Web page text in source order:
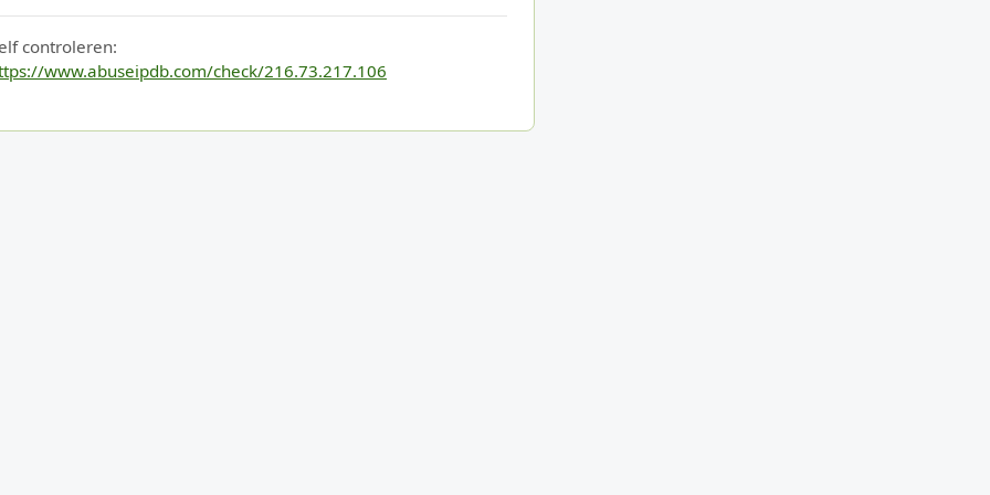
controleren:
www.abuseipdb.com/check/216.73.217.106